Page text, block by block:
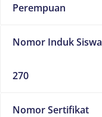
Perempuan
Nomor Induk Siswa
270
Nomor Sertifikat